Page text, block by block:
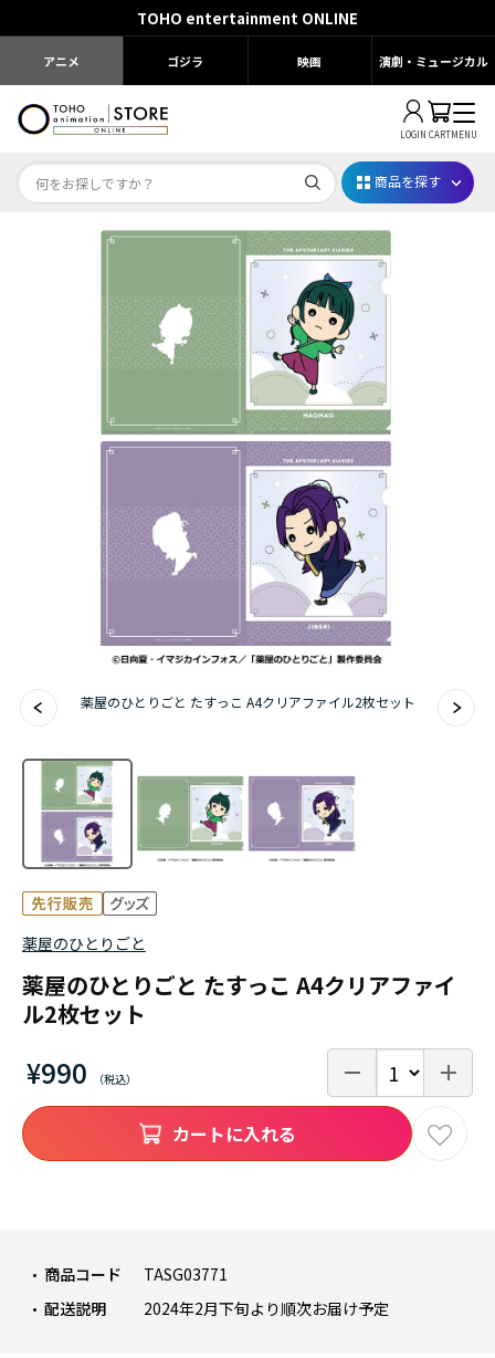
TOHO entertainment ONLINE
アニメ ゴジラ 映画 演劇・ミュージカル
LOGIN CARTMENU
Dr.STONE STONE FES.2026
映画ちいかわ
じゅじゅフェス 2026
薬屋のひとりごと 夏の園遊会2026
名探偵コナン
アニメ『僕のヒーローアカデミア』10周年
ハイキュー!!ジャージ＆ユニフォーム
『無職転生Ⅲ ～異世界行ったら本気だす～』
『ふつつかな悪女ではございますが ～雛宮蝶鼠と
商品を探す
薬屋のひとりごと たすっこ A4クリアファイル2枚セット
薬屋のひとりごと
薬屋のひとりごと たすっこ A4クリアファイ
ル2枚セット
¥990
商品コード
TASG03771
配送説明
2024年2月下旬より順次お届け予定
カートに入れる